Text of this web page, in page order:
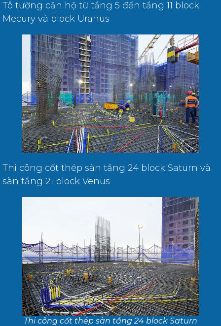
Tô tường căn hộ từ tầng 5 đến tầng 11 block
Mecury và block Uranus
Thi công cốt thép sàn tầng 24 block Saturn và
sàn tầng 21 block Venus
Thi công cốt thép sàn tầng 24 block Saturn